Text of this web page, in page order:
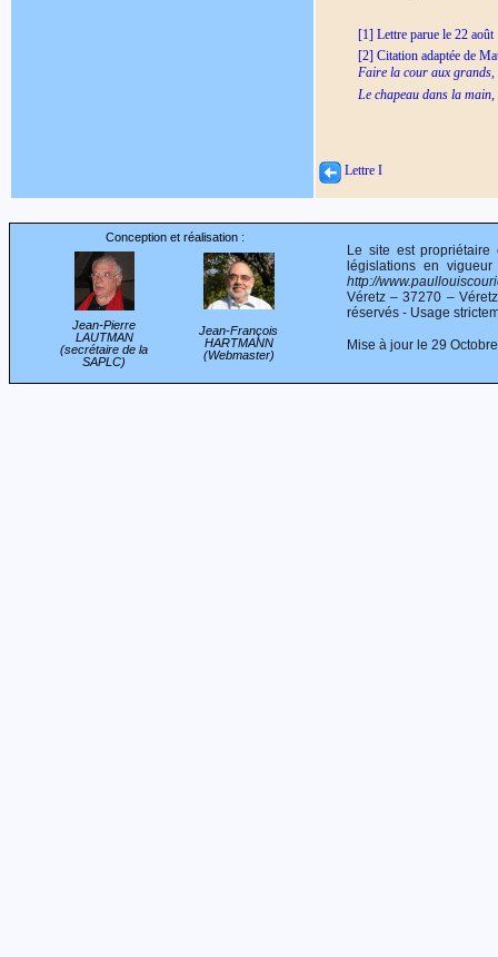
[1] Lettre parue le 22
[2] Citation adaptée de
Faire la cour aux
Le chapeau dans la
Lettre I
Conception et réalisation :
Jean-Pierre
LAUTMAN
(secrétaire de la
SAPLC)
Jean-François
HARTMANN
(Webmaster)
Le site est
législations en
http://
Véretz – 37270 –
réservés - Usage
Mise à jour le 29